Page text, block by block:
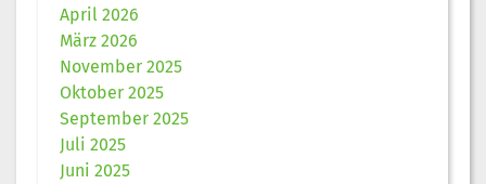
April 2026
März 2026
November 2025
Oktober 2025
September 2025
Juli 2025
Juni 2025